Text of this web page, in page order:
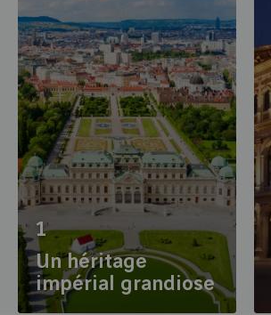
1
Un héritage
impérial grandiose